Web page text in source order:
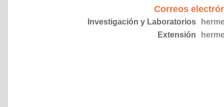
Correos
Investigación y Laboratorios
Extensión